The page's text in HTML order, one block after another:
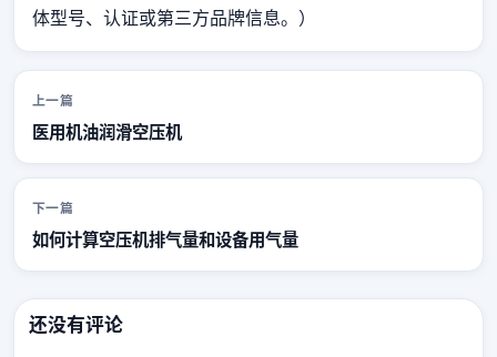
体型号、认证或第三方品牌信息。）
上一篇
医用机油润滑空压机
下一篇
如何计算空压机排气量和设备用气量
还没有评论